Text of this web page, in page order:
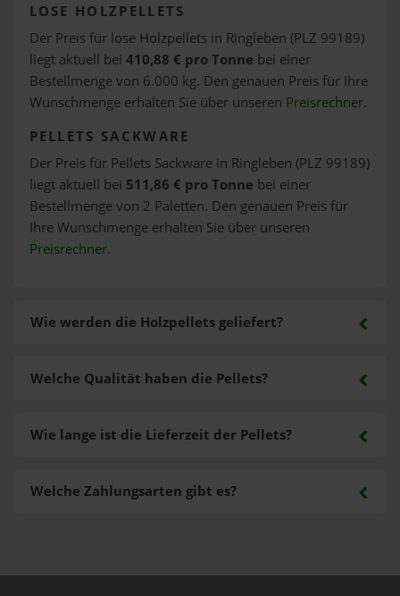
LOSE HOLZPELLETS
Der Preis für lose Holzpellets in Ringleben (PLZ 99189)
liegt aktuell bei 410,88 € pro Tonne bei einer
Bestellmenge von 6.000 kg. Den genauen Preis für Ihre
Wunschmenge erhalten Sie über unseren Preisrechner.
PELLETS SACKWARE
Der Preis für Pellets Sackware in Ringleben (PLZ 99189)
liegt aktuell bei 511,86 € pro Tonne bei einer
Bestellmenge von 2 Paletten. Den genauen Preis für
Ihre Wunschmenge erhalten Sie über unseren
Preisrechner.
Wie werden die Holzpellets geliefert?
Welche Zahlungsarten gibt es?
Welche Qualität haben die Pellets?
Wie lange ist die Lieferzeit der Pellets?